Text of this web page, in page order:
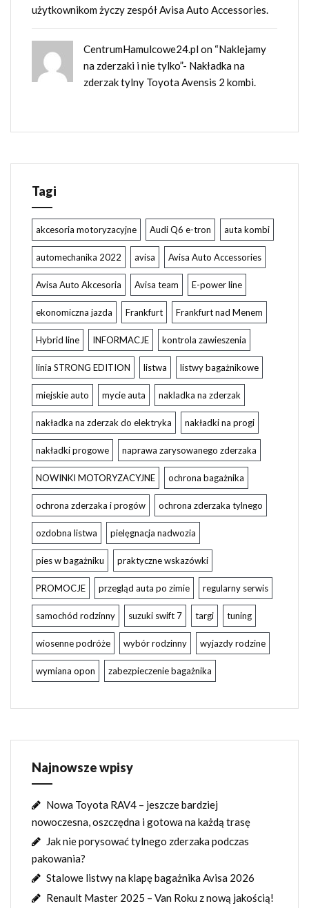
użytkownikom życzy zespół Avisa Auto Accessories.
CentrumHamulcowe24.plon “Naklejamy
na zderzaki i nie tylko”- Nakładka na
zderzak tylny Toyota Avensis 2 kombi.
Tagi
akcesoria motoryzacyjne Audi Q6 e-tron auta kombi
automechanika 2022 avisa Avisa Auto Accessories
Avisa Auto Akcesoria Avisa team E-power line
ekonomiczna jazda Frankfurt Frankfurt nad Menem
Hybrid line INFORMACJE kontrola zawieszenia
linia STRONG EDITION listwa listwy bagażnikowe
miejskie auto mycie auta nakladka na zderzak
nakładka na zderzak do elektryka nakładki na progi
nakładki progowe naprawa zarysowanego zderzaka
NOWINKI MOTORYZACYJNE ochrona bagażnika
ochrona zderzaka i progów ochrona zderzaka tylnego
ozdobna listwa pielęgnacja nadwozia
pies w bagażniku praktyczne wskazówki
PROMOCJE przegląd auta po zimie regularny serwis
samochód rodzinny suzuki swift 7 targi tuning
wiosenne podróże wybór rodzinny wyjazdy rodzine
wymiana opon zabezpieczenie bagażnika
Najnowsze wpisy
Nowa Toyota RAV4 – jeszcze bardziej
nowoczesna, oszczędna i gotowa na każdą trasę
Jak nie porysować tylnego zderzaka podczas
pakowania?
Stalowe listwy na klapę bagażnika Avisa 2026
Renault Master 2025 – Van Roku z nową jakością!